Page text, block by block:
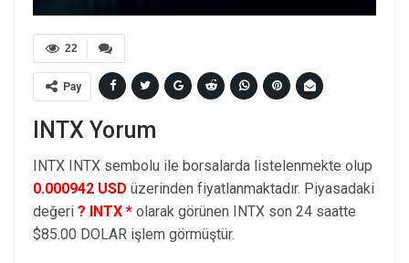
22
Pay
INTX Yorum
INTX INTX sembolu ile borsalarda listelenmekte olup
0.000942 USD üzerinden fiyatlanmaktadır. Piyasadaki
değeri ? INTX * olarak görünen INTX son 24 saatte
$85.00 DOLAR işlem görmüştür.